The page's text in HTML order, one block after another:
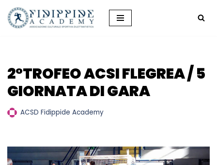
Vai
2°TROFEO ACSI FLEGREA / 5
GIORNATA DI GARA
ACSD Fidippide Academy